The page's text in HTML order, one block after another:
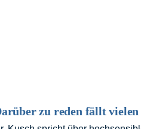
zu reden fällt